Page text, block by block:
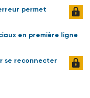
permet
en première ligne
se reconnecter